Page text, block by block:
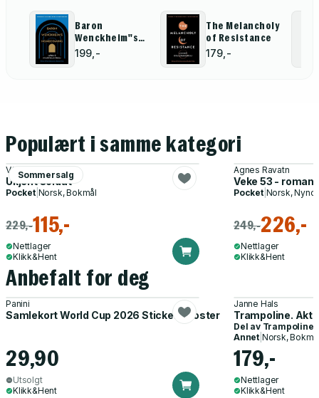
Baron
Wenckheim''s
Homecoming
199,-
The Melancholy
of Resistance
179,-
Populært i samme kategori
Sommersalg
Väinö Linna
Ukjent soldat
Pocket| Norsk, Bokmål
229,-115,-
Nettlager
Klikk&Hent
Agnes Ravatn
Veke 53 - roman
Pocket| Norsk,
249,-226,-
Nettlager
Klikk&Hent
Anbefalt for deg
Panini
Samlekort World Cup 2026 Sticker Booster
29,90
Utsolgt
Klikk&Hent
Janne Hals
Trampoline.
Del av Trampoline
Annet| Norsk,
179,-
Nettlager
Klikk&Hent